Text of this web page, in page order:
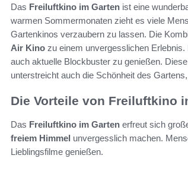
Das Freiluftkino im Garten ist eine
warmen Sommermonaten zieht es viele
Gartenkinos verzaubern zu lassen. Die
Air Kino zu einem unvergesslichen
auch aktuelle Blockbuster zu genießen.
unterstreicht auch die Schönheit des
Die Vorteile von Freiluftkino
Das Freiluftkino im Garten erfreut sich
freiem Himmel unvergesslich machen.
Lieblingsfilme genießen.